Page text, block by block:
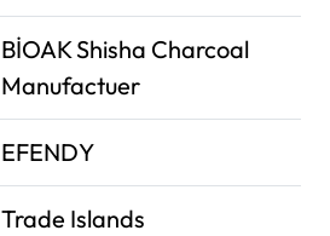
BİOAK Shisha Charcoal
Manufactuer
EFENDY
Trade Islands